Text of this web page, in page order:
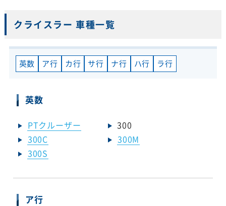
クライスラー 車種一覧
英数 ア行 カ行 サ行 ナ行 ハ行 ラ行
英数
PTクルーザー
300
300C
300M
300S
ア行